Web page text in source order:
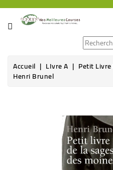
CATÉGORIE
ÉPICERIE
Accueil LIvre A Petit
Henri Brunel